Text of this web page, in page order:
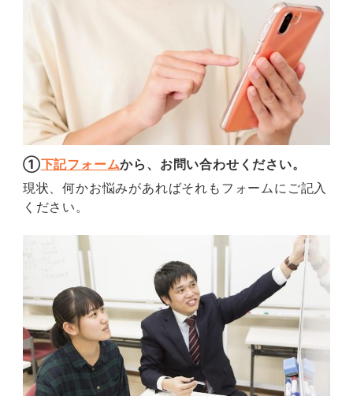
①下記フォームから、お問い合わせください。
現状、何かお悩みがあればそれもフォームにご記入
ください。